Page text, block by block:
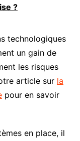
?
technologiques
un gain de
les risques
article sur la
pour en savoir
en place, il